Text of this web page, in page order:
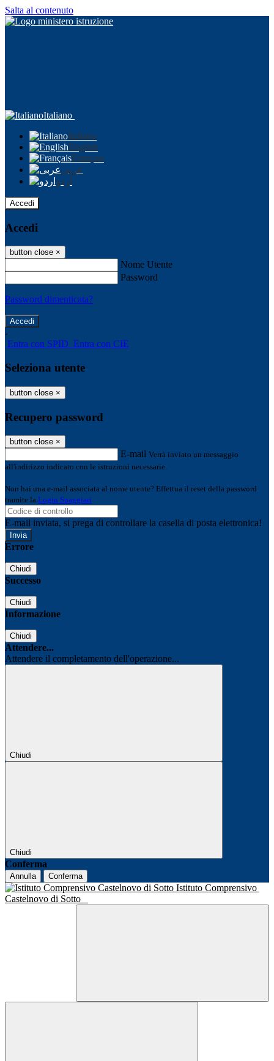
Salta al contenuto
Italiano
Italiano
English
Français
عربى
اردو
Accedi
Accedi
button close ×
Nome Utente
Password
Password dimenticata?
-
Entra con SPID Entra con CIE
Seleziona utente
button close ×
Recupero password
button close ×
E-mail Verrà inviato un messaggio
all'indirizzo indicato con le istruzioni necessarie.
Non hai una e-mail associata al nome utente? Effettua il reset della password
tramite la Login Spaggiari
E-mail inviata, si prega di controllare la casella di posta elettronica!
Errore
Chiudi
Successo
Chiudi
Informazione
Chiudi
Attendere...
Attendere il completamento dell'operazione...
Chiudi
Chiudi
Conferma
Annulla Conferma
Istituto Comprensivo
Castelnovo di Sotto